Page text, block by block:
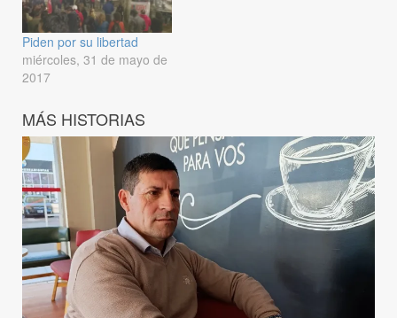
Piden por su libertad
miércoles, 31 de mayo de
2017
MÁS HISTORIAS